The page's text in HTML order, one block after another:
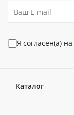
Я согласен(а) на
Каталог